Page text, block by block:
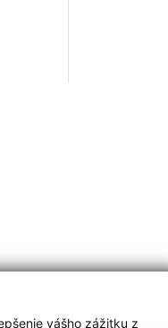
vášho zážitku z